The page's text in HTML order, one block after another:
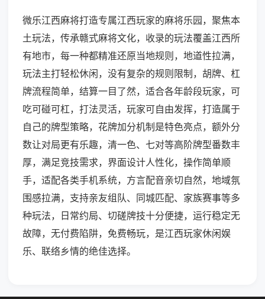
微乐江西麻将打造专属江西玩家的麻将乐园，聚焦本
土玩法，传承赣式麻将文化，收录的玩法覆盖江西所
有地市，每一种都精准还原当地规则，地道性拉满，
玩法主打轻松休闲，没有复杂的规则限制，胡牌、杠
牌流程简单，结算一目了然，适合各年龄段玩家，可
吃可碰可杠，打法灵活，玩家可自由发挥，打造属于
自己的牌型策略，花牌加分机制是特色亮点，额外分
数让对局更有乐趣，清一色、七对等高阶牌型番数丰
厚，满足竞技需求，界面设计人性化，操作简单顺
手，适配各类手机系统，方言配音亲切自然，地域氛
围感拉满，支持亲友组队、同城匹配、家族赛事等多
种玩法，日常约局、切磋牌技十分便捷，运行稳定无
故障，无付费陷阱，免费畅玩，是江西玩家休闲娱
乐、联络乡情的绝佳选择。